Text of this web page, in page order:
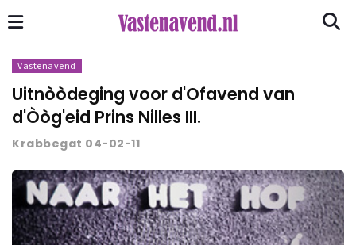
Vastenavend
Uitnòòdeging voor d'Ofavend van
d'Òòg'eid Prins Nilles III.
Krabbegat 04-02-11